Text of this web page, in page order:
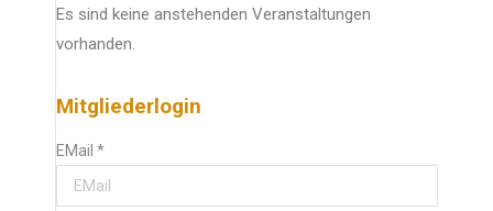
Es sind keine anstehenden Veranstaltungen
vorhanden.
Mitgliederlogin
EMail *